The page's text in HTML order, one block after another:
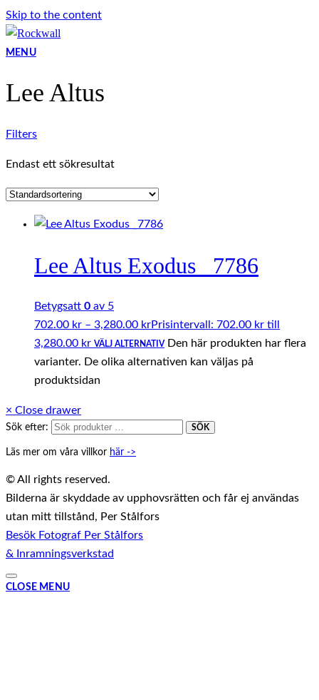
Skip to the content
MENU
Lee Altus
Filters
Endast ett sökresultat
Lee Altus Exodus _7786
Betygsatt 0 av 5
702.00 kr – 3,280.00 krPrisintervall: 702.00 kr till
3,280.00 kr VÄLJ ALTERNATIV Den här produkten har flera
varianter. De olika alternativen kan väljas på
produktsidan
× Close drawer
Sök efter: SÖK
Läs mer om våra villkor här ->
© All rights reserved.
Bilderna är skyddade av upphovsrätten och får ej användas
utan mitt tillstånd, Per Stålfors
Besök Fotograf Per Stålfors
& Inramningsverkstad
CLOSE MENU